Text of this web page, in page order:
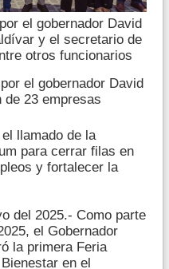
el gobernador David
y el secretario de
otros funcionarios
el gobernador David
de 23 empresas
llamado de la
para cerrar filas en
y fortalecer la
del 2025.- Como parte
el Gobernador
la primera Feria
en el